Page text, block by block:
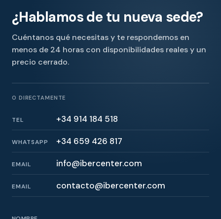
¿Hablamos de tu nueva sede?
Cuéntanos qué necesitas y te respondemos en
menos de 24 horas con disponibilidades reales y un
precio cerrado.
O DIRECTAMENTE
TEL +34 914 184 518
WHATSAPP +34 659 426 817
EMAIL info@ibercenter.com
EMAIL contacto@ibercenter.com